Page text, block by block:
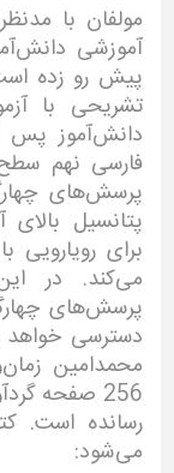
مولفان با
آموزشی
پیش‌ رو زده
تشریحی با
دانش‌آموز پس
فارسی نهم
پرسش‌های
پتانسیل
برای رویارویی
می‌کند. در
پرسش‌های
دسترسی
محمدامین
256 صفحه
رسانده است.
می‌شود: